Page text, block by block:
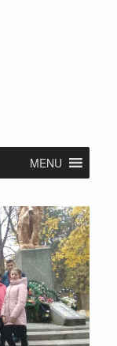
MENU